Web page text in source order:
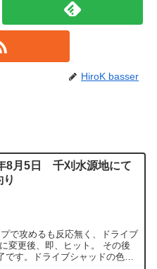
HiroK basser
8月5日 千刈水源地にて
り
で攻めるも反応無く、ドライブ
変更後、即、ヒット。 その後
です。ドライブシャッドの色